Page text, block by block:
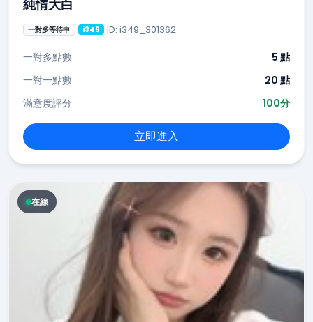
純情大白
一對多等待中 i349 ID: i349_301362
一對多點數
5 點
一對一點數
20 點
滿意度評分
100分
立即進入
在線